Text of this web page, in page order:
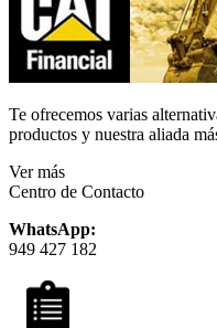
Te ofrecemos varias
productos y nuestra aliada
Ver más
Centro de Contacto
WhatsApp:
949 427 182